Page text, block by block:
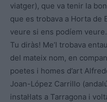
viatger), que va tenir la
que es trobava a Horta de
veure si ens podíem veure.
Tu diràs! Me’l trobava
del mateix nom, en
poetes i homes d’art
Joan-López Carrillo
instal·lats a Tarragona i